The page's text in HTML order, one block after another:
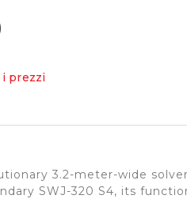
prezzi
3.2-meter-wide
SWJ-320 S4, its